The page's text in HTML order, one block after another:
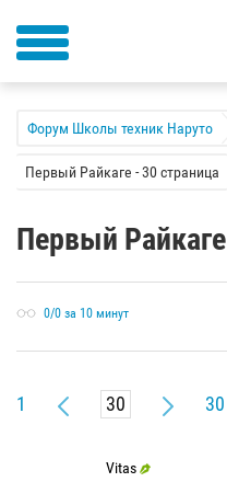
Форум Школы техник Наруто
Первый Райкаге - 30 страница
Первый Райкаге
0/0 за 10 минут
1 30
Vitas